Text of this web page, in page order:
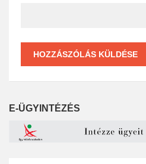
E-ÜGYINTÉZÉS